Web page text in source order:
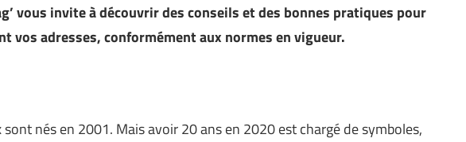
vous invite à découvrir des conseils et des bonnes pratiques pour
vos adresses, conformément aux normes en vigueur.
nés en 2001. Mais avoir 20 ans en 2020 est chargé de symboles,